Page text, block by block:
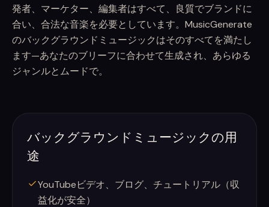
発者、マーケター、編集者はすべて、良質でブランドに
合い、合法な音楽を必要としています。MusicGenerate
のバックグラウンドミュージックはそのすべてを満たし
ます—あなたのブリーフに合わせて生成され、あらゆる
ジャンルとムードで。
バックグラウンドミュージックの用
途
YouTubeビデオ、ブログ、チュートリアル（収
益化が安全）